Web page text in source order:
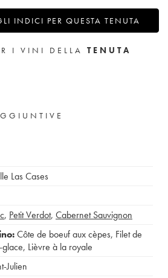
INDICI PER QUESTA TENUTA
I VINI DELLA TENUTA
Las Cases
, Petit Verdot, Cabernet Sauvignon
Côte de boeuf aux cèpes, Filet de
glace, Lièvre à la royale
Julien